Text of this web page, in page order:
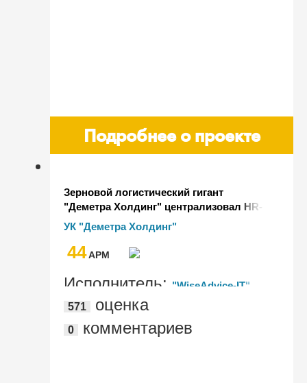
Подробнее о проекте
Зерновой логистический гигант
"Деметра Холдинг" централизовал HR-
процессы и выплату зарплаты 2000
сотрудникам в "1С:Зарплата и
управление персоналом КОРП" ред. 3.1
УК "Деметра Холдинг"
44AРМ
Исполнитель: "WiseAdvice-IT"
571
оценка
0 комментариев